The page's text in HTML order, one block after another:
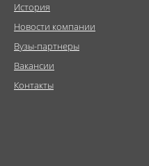
История
Новости компании
Вузы-партнеры
Вакансии
Контакты